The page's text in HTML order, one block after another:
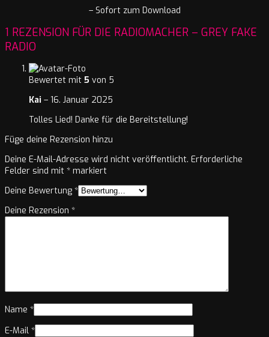
– Sofort zum Download
1 REZENSION FÜR DIE RADIOMACHER – GREY FAKE
RADIO
Bewertet mit 5 von 5
Kai – 16. Januar 2025
Tolles Lied! Danke für die Bereitstellung!
Füge deine Rezension hinzu
Deine E-Mail-Adresse wird nicht veröffentlicht. Erforderliche
Felder sind mit * markiert
Deine Bewertung *
Deine Rezension *
Name *
E-Mail *